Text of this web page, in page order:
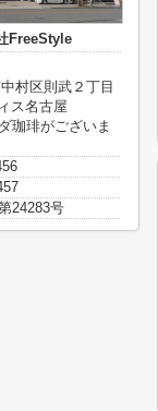
FreeStyle
村区則武２丁目
ス名古屋
珈琲がございま
24283号